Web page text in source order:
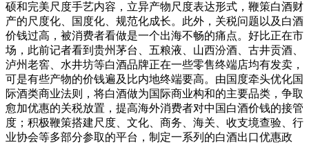
硕和完美尺度手艺内容，立异产物尺度表达形式，鞭策白酒财
产的尺度化、国度化、规范化成长。此外，关税问题以及白酒
价钱过高，被消费者看做是一个出海不畅的痛点。好比正在市
场，此前记者看到贵州茅台、五粮液、山西汾酒、古井贡酒、
泸州老窖、水井坊等白酒品牌正在一些零售终端店均有发卖，
可是有些产物的价钱遍及比内地终端要高。由国度牵头优化国
际酒类商业法则，将白酒做为国际商业构和的主要品类，争取
愈加优惠的关税放置，提高海外消费者对中国白酒价钱的接管
度；积极鞭策搭建尺度、文化、商务、海关、收支境查验、行
业协会等多部分参取的平台，制定一系列的白酒出口优惠政